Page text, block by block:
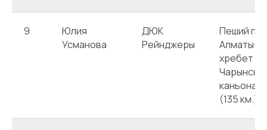
9
Юлия
Усманова
ДЮК
Рейнджеры
Пеший
Алматы-
хребет
каньона -
(135 км.)